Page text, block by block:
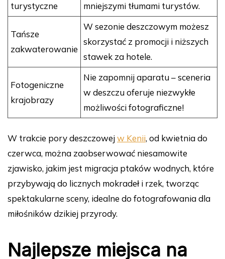
turystyczne
mniejszymi tłumami turystów.
Tańsze
zakwaterowanie
W sezonie deszczowym możesz
skorzystać z promocji i niższych
stawek za hotele.
Fotogeniczne
krajobrazy
Nie zapomnij aparatu – sceneria
w deszczu oferuje niezwykłe
możliwości fotograficzne!
W trakcie pory deszczowejw Kenii, od kwietnia do
czerwca, można zaobserwować niesamowite
zjawisko, jakim jest migracja ptaków wodnych, które
przybywają do licznych mokradeł i rzek, tworząc
spektakularne sceny, idealne do fotografowania dla
miłośników dzikiej przyrody.
Najlepsze miejsca na